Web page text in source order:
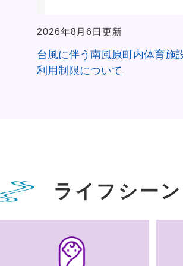
2026年8月6日更新
台風に伴う南風原町内体育施
利用制限について
ライフシーン